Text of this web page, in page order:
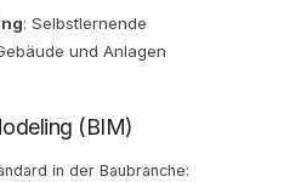
: Selbstlernende
und Anlagen
(BIM)
in der Baubranche: